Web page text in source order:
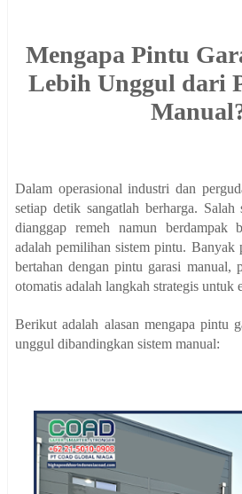
Mengapa Pintu
Lebih Unggul dari
Dalam operasional industri dan
setiap detik sangatlah berharga.
dianggap remeh namun berdampak
adalah pemilihan sistem pintu. Banyak
bertahan dengan pintu garasi manual,
otomatis adalah langkah strategis untuk
Berikut adalah alasan mengapa pintu
unggul dibandingkan sistem manual: